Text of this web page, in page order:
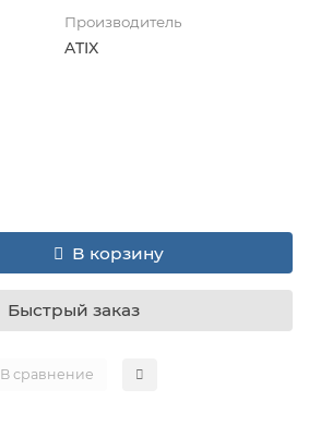
Производитель
ATIX
В корзину
Быстрый заказ
В сравнение